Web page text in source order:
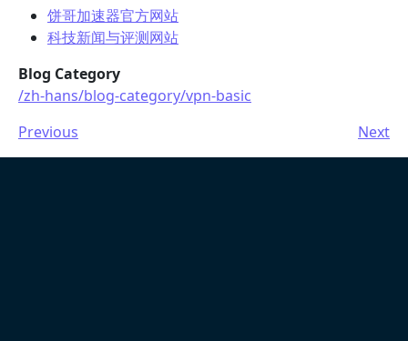
饼哥加速器官方网站
科技新闻与评测网站
Blog Category
/zh-hans/blog-category/vpn-basic
Previous
Next